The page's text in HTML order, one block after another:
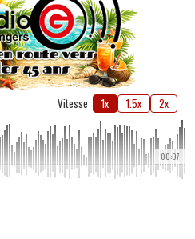
Vitesse : 1x 1.5x 2x
00:07